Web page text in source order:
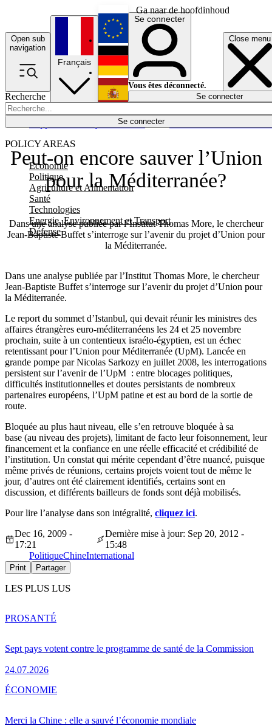
Ga naar de hoofdinhoud
Open sub
navigation
Close menu
Recherche
Se connecter
POLICY AREAS
Economie
Politique
Agriculture et Alimentation
Santé
Technologies
Energie, Environnement et Transport
Défense
Économie
Français
English
Deutsch
Español
Se connecter
Vous êtes déconnecté.
Se connecter
Peut-on encore sauver l’Union
pour la Méditerranée?
Dans une analyse publiée par l’Institut Thomas More, le chercheur
Jean-Baptiste Buffet s’interroge sur l’avenir du projet d’Union pour
la Méditerranée.
Dans une analyse publiée par l’Institut Thomas More, le chercheur
Jean-Baptiste Buffet s’interroge sur l’avenir du projet d’Union pour
la Méditerranée.
Le report du sommet d’Istanbul, qui devait réunir les ministres des
affaires étrangères euro-méditerranéens les 24 et 25 novembre
prochain, suite à un contentieux israélo-égyptien, est un échec
retentissant pour l’Union pour Méditerranée (UpM). Lancée en
grande pompe par Nicolas Sarkozy en juillet 2008, les interrogations
persistent sur l’avenir de l’UpM : entre blocages politiques,
difficultés institutionnelles et doutes persistants de nombreux
partenaires européens, l’UpM patine et est au bord de la sortie de
route.
Bloquée au plus haut niveau, elle s’en retrouve bloquée à sa
base (au niveau des projets), limitant de facto leur foisonnement, leur
financement et la confiance en une réelle efficacité et crédibilité de
l’institution. Un constat qui mérite cependant d’être nuancé, puisque
même privés de réunions, certains projets voient tout de même le
jour, d’autres ont été clairement identifiés, certains sont en
discussion, et différents bailleurs de fonds sont déjà mobilisés.
Pour lire l’analyse dans son intégralité, cliquez ici.
Dec 16, 2009 -
17:21
Dernière mise à jour: Sep 20, 2012 -
15:48
PolitiqueChineInternational
Print Partager
LES PLUS LUS
Sept pays votent contre le programme de santé de la Commission
24.07.2026
PROSANTÉ
Merci la Chine : elle a sauvé l’économie mondiale
ÉCONOMIE